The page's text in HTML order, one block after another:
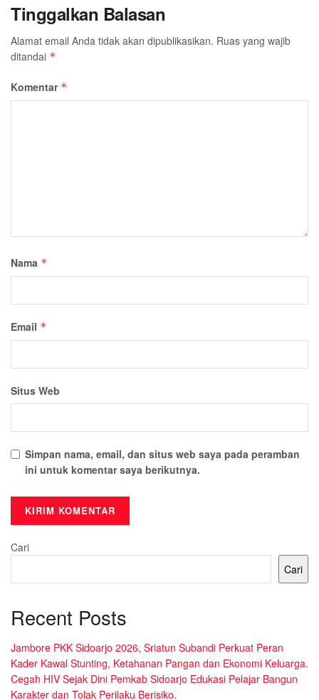
Tinggalkan Balasan
Alamat email Anda tidak akan dipublikasikan. Ruas yang wajib
ditandai *
Komentar *
Nama *
Email *
Situs Web
Simpan nama, email, dan situs web saya pada peramban
ini untuk komentar saya berikutnya.
Cari
Cari
Recent Posts
Jambore PKK Sidoarjo 2026, Sriatun Subandi Perkuat Peran
Kader Kawal Stunting, Ketahanan Pangan dan Ekonomi Keluarga.
Cegah HIV Sejak Dini Pemkab Sidoarjo Edukasi Pelajar Bangun
Karakter dan Tolak Perilaku Berisiko.